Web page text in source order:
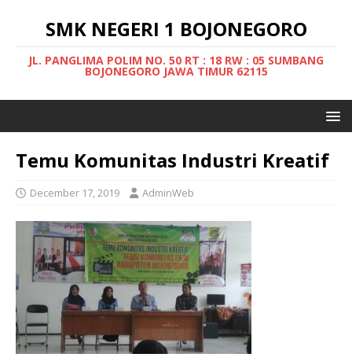
SMK NEGERI 1 BOJONEGORO
JL. PANGLIMA POLIM NO. 50 RT : 18 RW : 05 SUMBANG
BOJONEGORO JAWA TIMUR 62115
Temu Komunitas Industri Kreatif
December 17, 2019 AdminWeb